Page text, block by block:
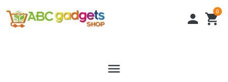
 shopping_cart
0
menu